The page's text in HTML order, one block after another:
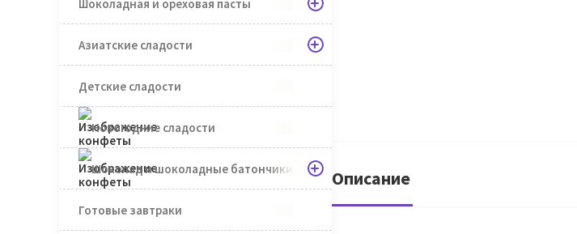
Шоколадная и ореховая пасты
Азиатские сладости
Детские сладости
Новогодние сладости
Шоколад и шоколадные батончики
Готовые завтраки
Описание